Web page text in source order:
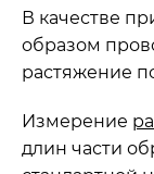
В качестве
образом
растяжение
Измерение
длин части